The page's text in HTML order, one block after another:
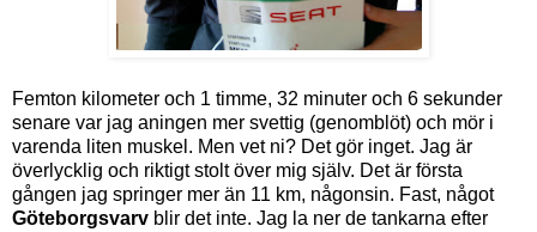
Femton kilometer och 1 timme, 32 minuter och 6 sekunder
senare var jag aningen mer svettig (genomblöt) och mör i
varenda liten muskel. Men vet ni? Det gör inget. Jag är
överlycklig och riktigt stolt över mig själv. Det är första
gången jag springer mer än 11 km, någonsin. Fast, något
Göteborgsvarv blir det inte. Jag la ner de tankarna efter